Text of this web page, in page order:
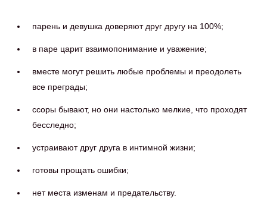
парень и девушка доверяют друг другу на 100%;
в паре царит взаимопонимание и уважение;
вместе могут решить любые проблемы и преодолеть
все преграды;
ссоры бывают, но они настолько мелкие, что проходят
бесследно;
устраивают друг друга в интимной жизни;
готовы прощать ошибки;
нет места изменам и предательству.